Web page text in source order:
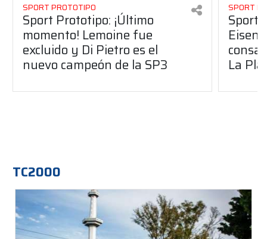
SPORT PROTOTIPO
Sport Prototipo: ¡Último
momento! Lemoine fue
excluido y Di Pietro es el
nuevo campeón de la SP3
SPORT
Sport
La
TC2000